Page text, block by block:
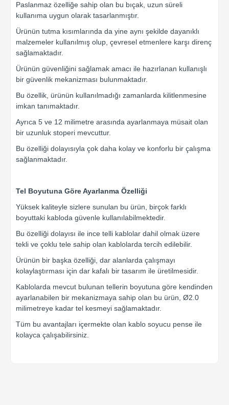
Paslanmaz özelliğe sahip olan bu bıçak, uzun süreli
kullanıma uygun olarak tasarlanmıştır.
Ürünün tutma kısımlarında da yine aynı şekilde dayanıklı
malzemeler kullanılmış olup, çevresel etmenlere karşı direnç
sağlamaktadır.
Ürünün güvenliğini sağlamak amacı ile hazırlanan kullanışlı
bir güvenlik mekanizması bulunmaktadır.
Bu özellik, ürünün kullanılmadığı zamanlarda kilitlenmesine
imkan tanımaktadır.
Ayrıca 5 ve 12 milimetre arasında ayarlanmaya müsait olan
bir uzunluk stoperi mevcuttur.
Bu özelliği dolayısıyla çok daha kolay ve konforlu bir çalışma
sağlanmaktadır.
Tel Boyutuna Göre Ayarlanma Özelliği
Yüksek kaliteyle sizlere sunulan bu ürün, birçok farklı
boyuttaki kabloda güvenle kullanılabilmektedir.
Bu özelliği dolayısı ile ince telli kablolar dahil olmak üzere
tekli ve çoklu tele sahip olan kablolarda tercih edilebilir.
Ürünün bir başka özelliği, dar alanlarda çalışmayı
kolaylaştırması için dar kafalı bir tasarım ile üretilmesidir.
Kablolarda mevcut bulunan tellerin boyutuna göre kendinden
ayarlanabilen bir mekanizmaya sahip olan bu ürün, Ø2.0
milimetreye kadar tel kesmeyi sağlamaktadır.
Tüm bu avantajları içermekte olan kablo soyucu pense ile
kolayca çalışabilirsiniz.